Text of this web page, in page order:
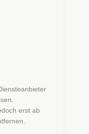
erst ab